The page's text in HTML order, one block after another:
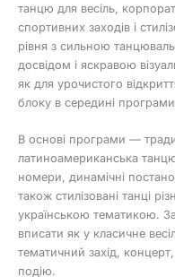
танцю для весіль,
спортивних заходів і
рівня з сильною
досвідом і яскравою
як для урочистого
блоку в середині
В основі програми —
латиноамериканська
номери, динамічні
також стилізовані танці
українською тематикою.
вписати як у класичне
тематичний захід,
подію.